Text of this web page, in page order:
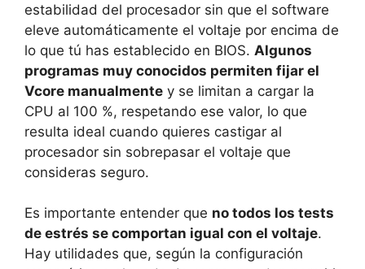
estabilidad del procesador sin que el software
eleve automáticamente el voltaje por encima de
lo que tú has establecido en BIOS. Algunos
programas muy conocidos permiten fijar el
Vcore manualmente y se limitan a cargar la
CPU al 100 %, respetando ese valor, lo que
resulta ideal cuando quieres castigar al
procesador sin sobrepasar el voltaje que
consideras seguro.
Es importante entender que no todos los tests
de estrés se comportan igual con el voltaje.
Hay utilidades que, según la configuración